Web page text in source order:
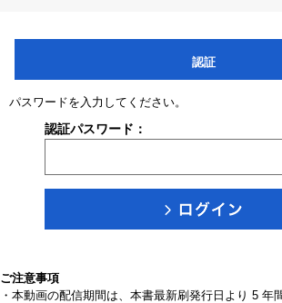
認証
パスワードを入力してください。
認証パスワード：
ご注意事項
・本動画の配信期間は、本書最新刷発行日より 5 年